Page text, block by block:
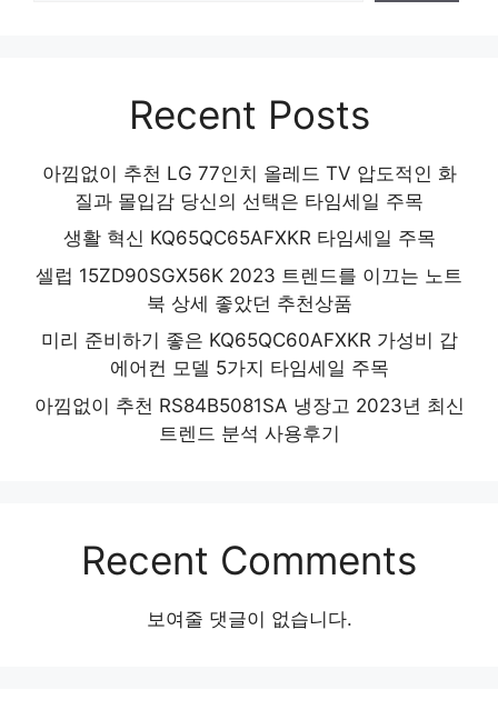
Recent Posts
아낌없이 추천 LG 77인치 올레드 TV 압도적인 화
질과 몰입감 당신의 선택은 타임세일 주목
생활 혁신 KQ65QC65AFXKR 타임세일 주목
셀럽 15ZD90SGX56K 2023 트렌드를 이끄는 노트
북 상세 좋았던 추천상품
미리 준비하기 좋은 KQ65QC60AFXKR 가성비 갑
에어컨 모델 5가지 타임세일 주목
아낌없이 추천 RS84B5081SA 냉장고 2023년 최신
트렌드 분석 사용후기
Recent Comments
보여줄 댓글이 없습니다.